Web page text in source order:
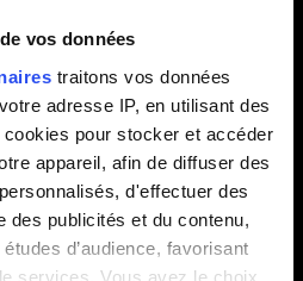
vos données
traitons vos données
adresse IP, en utilisant des
pour stocker et accéder
appareil, afin de diffuser des
d'effectuer des
des publicités et du contenu,
d’audience, favorisant
services. Vous avez le choix
ou je veux faire un choix
Puis-je charger une
?